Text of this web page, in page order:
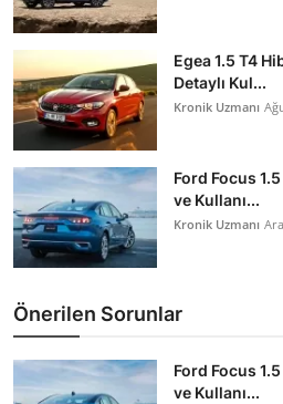
Egea 1.5 T4
Detaylı Kul...
Kronik Uzmanı
Ford Focus
ve Kullanı...
Kronik Uzmanı
Önerilen Sorunlar
Ford Focus
ve Kullanı...